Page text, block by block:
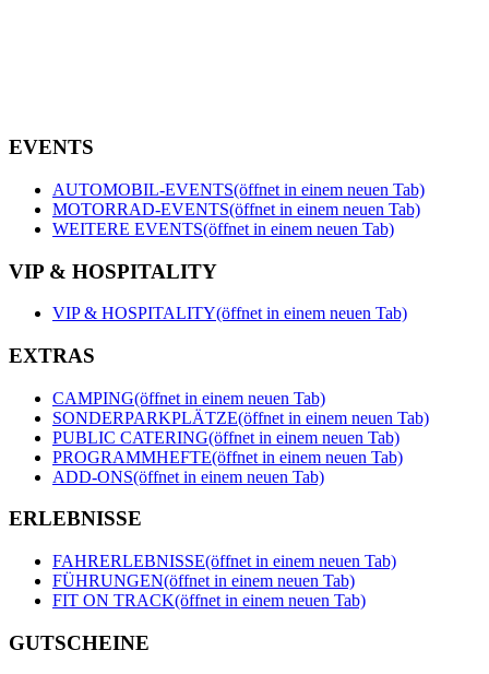
EVENTS
AUTOMOBIL-EVENTS(öffnet in einem neuen Tab)
MOTORRAD-EVENTS(öffnet in einem neuen Tab)
WEITERE EVENTS(öffnet in einem neuen Tab)
VIP & HOSPITALITY
VIP & HOSPITALITY(öffnet in einem neuen Tab)
EXTRAS
CAMPING(öffnet in einem neuen Tab)
SONDERPARKPLÄTZE(öffnet in einem neuen Tab)
PUBLIC CATERING(öffnet in einem neuen Tab)
PROGRAMMHEFTE(öffnet in einem neuen Tab)
ADD-ONS(öffnet in einem neuen Tab)
ERLEBNISSE
FAHRERLEBNISSE(öffnet in einem neuen Tab)
FÜHRUNGEN(öffnet in einem neuen Tab)
FIT ON TRACK(öffnet in einem neuen Tab)
GUTSCHEINE